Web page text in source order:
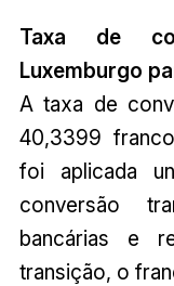
Taxa de
Luxemburgo
A taxa de
40,3399
foi aplicada
conversão
bancárias e
transição, o